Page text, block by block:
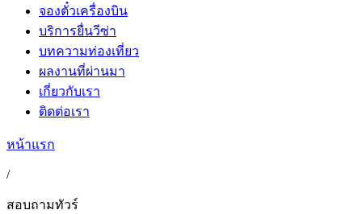
จองตั๋วเครื่องบิน
บริการยื่นวีซ่า
บทความท่องเที่ยว
ผลงานที่ผ่านมา
เกี่ยวกับเรา
ติดต่อเรา
หน้าแรก
/
สอบถามทัวร์